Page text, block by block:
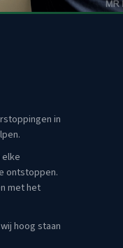
in
ontstoppen.
met het
hoog staan